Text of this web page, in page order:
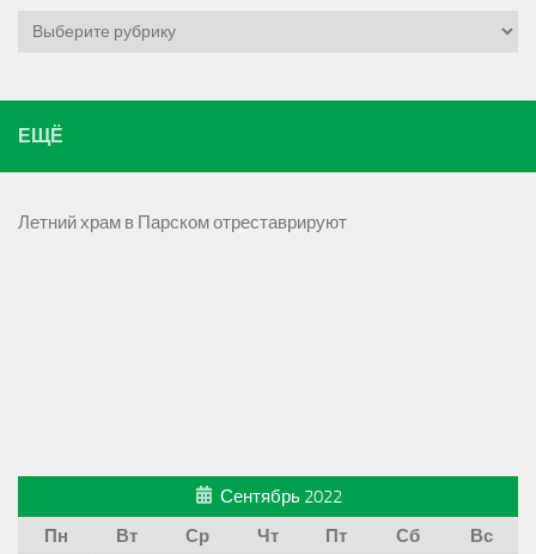
Рубрики
ЕЩЁ
Летний храм в Парском отреставрируют
Сентябрь 2022
Пн
Вт Ср Чт Пт Сб
Вс